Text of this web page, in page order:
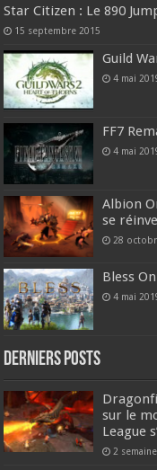
Star Citizen : Le 890
15 septembre 2015
Guild
4 mai
FF7
4 mai
Albion
se
28
Bless
4 mai
DERNIERS Posts
sur le
League
2